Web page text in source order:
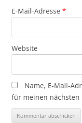
E-Mail-Adresse *
Website
Name, E-Mail-
für meinen nächsten